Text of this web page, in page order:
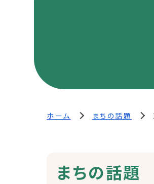
ホーム まちの話題
まちの話題